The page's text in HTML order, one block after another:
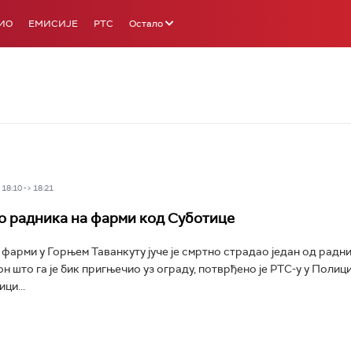
ЕМИСИЈЕ РТС Остало
-> 18:21
радника на фарми код Суботице
у Горњем Таванкуту јуче је смртно страдао један од
што га је бик пригњечио уз ограду, потврђено је РТС-у у